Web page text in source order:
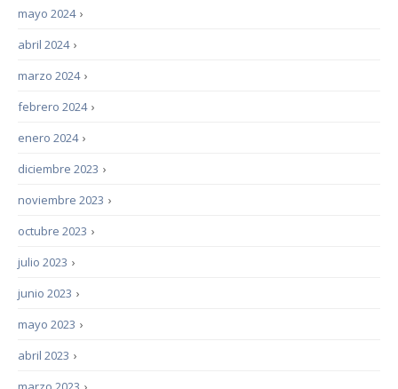
›
mayo 2024
›
abril 2024
›
marzo 2024
›
febrero 2024
›
enero 2024
›
diciembre 2023
›
noviembre 2023
›
octubre 2023
›
julio 2023
›
junio 2023
›
mayo 2023
›
abril 2023